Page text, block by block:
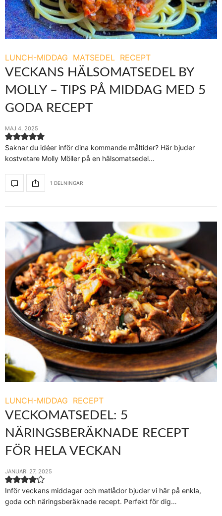
LUNCH-MIDDAG MATSEDEL RECEPT
VECKANS HÄLSOMATSEDEL BY
MOLLY – TIPS PÅ MIDDAG MED 5
GODA RECEPT
MAJ 4, 2025
Saknar du idéer inför dina kommande måltider? Här bjuder
kostvetare Molly Möller på en hälsomatsedel…
1 DELNINGAR
LUNCH-MIDDAG RECEPT
VECKOMATSEDEL: 5
NÄRINGSBERÄKNADE RECEPT
FÖR HELA VECKAN
JANUARI 27, 2025
Inför veckans middagar och matlådor bjuder vi här på enkla,
goda och näringsberäknade recept. Perfekt för dig…